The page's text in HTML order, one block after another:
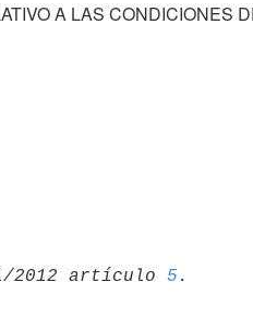
A LAS CONDICIONES
2012 artículo 5